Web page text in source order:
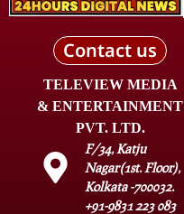
Contact us
TELEVIEW MEDIA
& ENTERTAINMENT
PVT. LTD.
F/34, Katju
Nagar(1st. Floor),
Kolkata -700032.
+91-9831 223 083